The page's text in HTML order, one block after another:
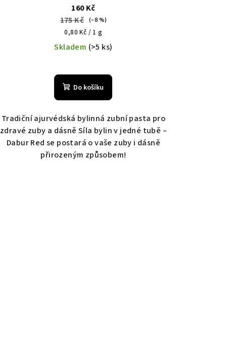
160 Kč
175 Kč (–8 %)
Měrná
cena:
0,80 Kč / 1 g
Skladem (>5 ks)
hodnocení
produktu
je
5,0
z
5
hvězdiček.
Do košíku
Tradiční ajurvédská bylinná zubní pasta pro
zdravé zuby a dásně Síla bylin v jedné tubě –
Dabur Red se postará o vaše zuby i dásně
přirozeným způsobem!